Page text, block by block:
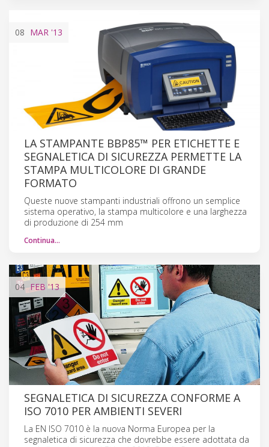
08 MAR '13
LA STAMPANTE BBP85™ PER ETICHETTE E
SEGNALETICA DI SICUREZZA PERMETTE LA
STAMPA MULTICOLORE DI GRANDE
FORMATO
Queste nuove stampanti industriali offrono un semplice
sistema operativo, la stampa multicolore e una larghezza
di produzione di 254 mm
Continua…
04 FEB '13
SEGNALETICA DI SICUREZZA CONFORME A
ISO 7010 PER AMBIENTI SEVERI
La EN ISO 7010 è la nuova Norma Europea per la
segnaletica di sicurezza che dovrebbe essere adottata da